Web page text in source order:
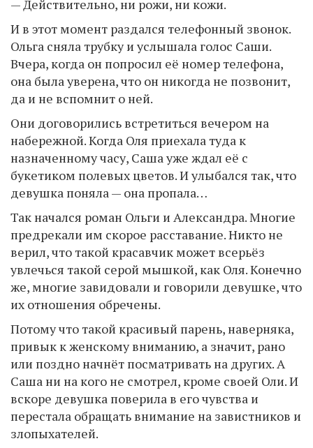
— Действительно, ни рожи, ни кожи.
И в этот момент раздался телефонный звонок.
Ольга сняла трубку и услышала голос Саши.
Вчера, когда он попросил её номер телефона,
она была уверена, что он никогда не позвонит,
да и не вспомнит о ней.
Они договорились встретиться вечером на
набережной. Когда Оля приехала туда к
назначенному часу, Саша уже ждал её с
букетиком полевых цветов. И улыбался так, что
девушка поняла — она пропала…
Так начался роман Ольги и Александра. Многие
предрекали им скорое расставание. Никто не
верил, что такой красавчик может всерьёз
увлечься такой серой мышкой, как Оля. Конечно
же, многие завидовали и говорили девушке, что
их отношения обречены.
Потому что такой красивый парень, наверняка,
привык к женскому вниманию, а значит, рано
или поздно начнёт посматривать на других. А
Саша ни на кого не смотрел, кроме своей Оли. И
вскоре девушка поверила в его чувства и
перестала обращать внимание на завистников и
злопыхателей.